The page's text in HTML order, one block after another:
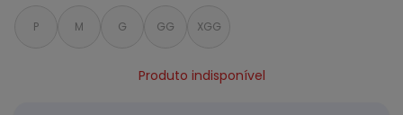
P M G GG XGG
Produto indisponível